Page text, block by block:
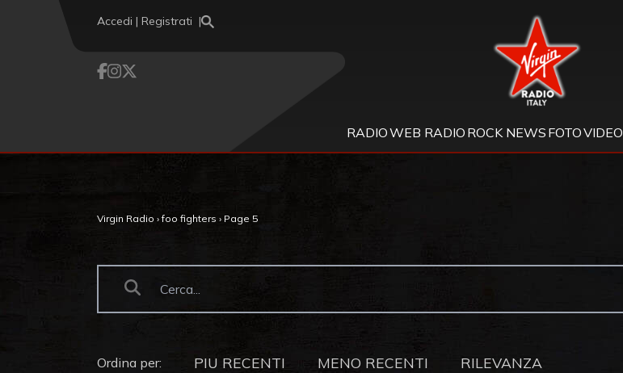
Accedi | Registrati Virgin Radio
RADIOWEB RADIO ROCK NEWS FOTOVIDEO
Virgin Radio › foo fighters › Page 5
Ordina per: PIU RECENTI MENO RECENTI RILEVANZA